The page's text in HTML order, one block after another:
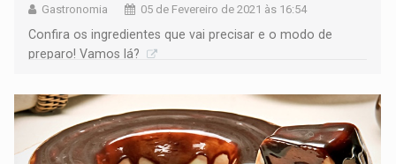
Gastronomia 05 de Fevereiro de 2021 às 16:54
Confira os ingredientes que vai precisar e o modo de
preparo! Vamos lá?